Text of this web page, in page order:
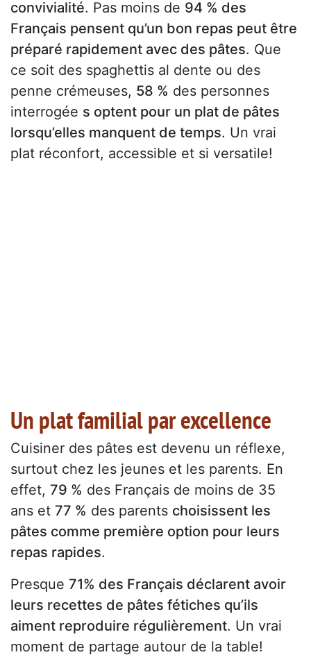
convivialité. Pas moins de 94 % des
Français pensent qu’un bon repas peut être
préparé rapidement avec des pâtes. Que
ce soit des spaghettis al dente ou des
penne crémeuses, 58 % des personnes
interrogée s optent pour un plat de pâtes
lorsqu’elles manquent de temps. Un vrai
plat réconfort, accessible et si versatile!
Un plat familial par excellence
Cuisiner des pâtes est devenu un réflexe,
surtout chez les jeunes et les parents. En
effet, 79 % des Français de moins de 35
ans et 77 % des parents choisissent les
pâtes comme première option pour leurs
repas rapides.
Presque 71% des Français déclarent avoir
leurs recettes de pâtes fétiches qu’ils
aiment reproduire régulièrement. Un vrai
moment de partage autour de la table!